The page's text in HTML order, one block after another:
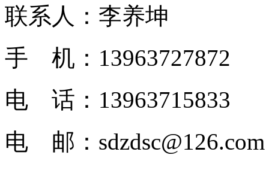
联系人：李养坤
手 机：13963727872
电 话：13963715833
电 邮：sdzdsc@126.com